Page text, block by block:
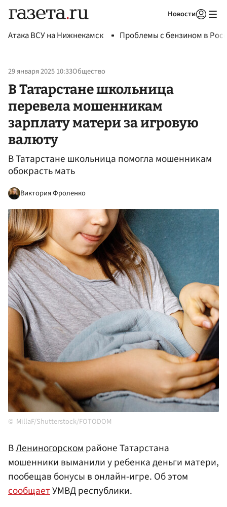
Новости
Атака ВСУ на Нижнекамск Проблемы с бензином в
29 января 2025 10:33Общество
В Татарстане школьница
перевела мошенникам
зарплату матери за игровую
валюту
В Татарстане школьница помогла мошенникам
обокрасть мать
Виктория Фроленко
MillaF/Shutterstock/FOTODOM
ВЛениногорскомрайоне Татарстана
мошенники выманили у ребенка деньги матери,
пообещав бонусы в онлайн-игре. Об этом
сообщаетУМВД республики.